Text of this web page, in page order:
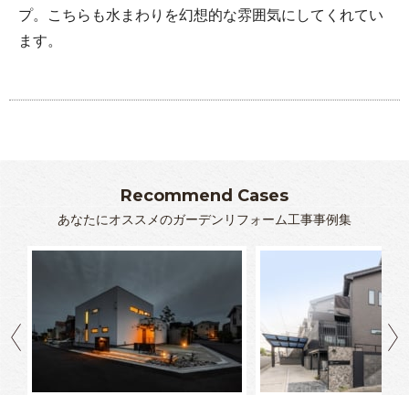
プ。こちらも水まわりを幻想的な雰囲気にしてくれてい
ます。
Recommend Cases
あなたにオススメのガーデンリフォーム工事事例集